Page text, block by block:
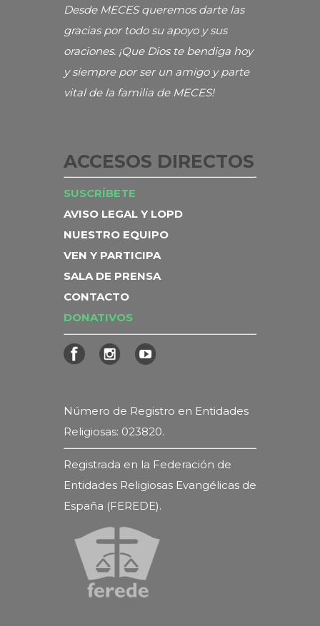
Desde MECES queremos darte las
gracias por todo su apoyo y sus
oraciones. ¡Que Dios te bendiga hoy
y siempre por ser un amigo y parte
vital de la familia de MECES!
ACCESOS DIRECTOS
SUSCRÍBETE
AVISO LEGAL Y LOPD
NUESTRO EQUIPO
VEN Y PARTICIPA
SALA DE PRENSA
CONTACTO
DONATIVOS
Número de Registro en Entidades
Religiosas: 023820.
Registrada en la Federación de
Entidades Religiosas Evangélicas de
España (FEREDE).